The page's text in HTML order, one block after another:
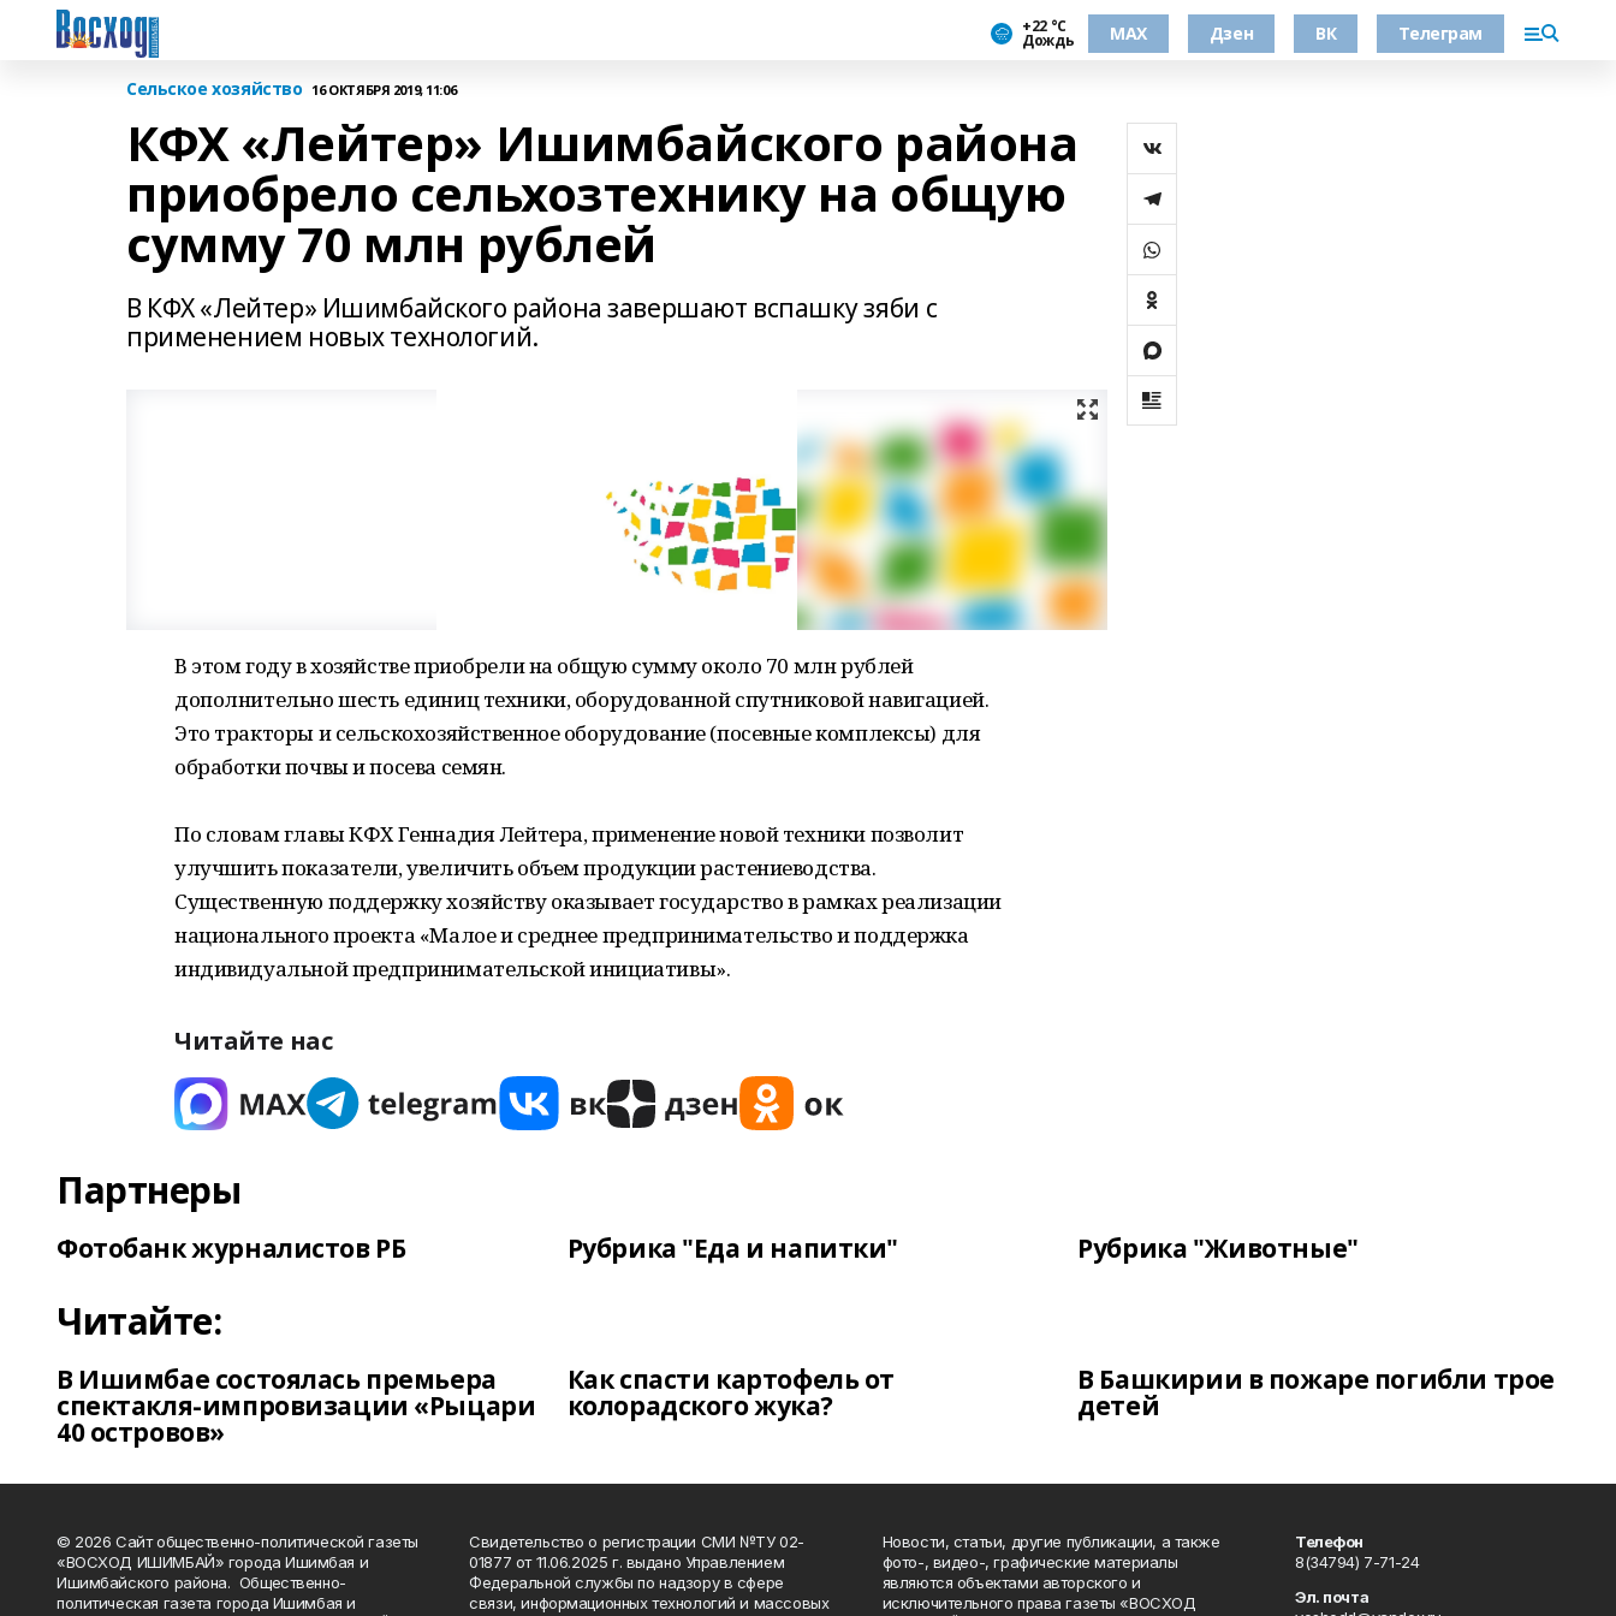
+22 °С
Дождь МАХ Дзен ВК Телеграм
Сельское хозяйство 16 ОКТЯБРЯ 2019, 11:06
КФХ «Лейтер» Ишимбайского района
приобрело сельхозтехнику на общую
сумму 70 млн рублей
В КФХ «Лейтер» Ишимбайского района завершают вспашку зяби с
применением новых технологий.
В этом году в хозяйстве приобрели на общую сумму около 70 млн рублей
дополнительно шесть единиц техники, оборудованной спутниковой навигацией.
Это тракторы и сельскохозяйственное оборудование (посевные комплексы) для
обработки почвы и посева семян.
По словам главы КФХ Геннадия Лейтера, применение новой техники позволит
улучшить показатели, увеличить объем продукции растениеводства.
Существенную поддержку хозяйству оказывает государство в рамках реализации
национального проекта «Малое и среднее предпринимательство и поддержка
индивидуальной предпринимательской инициативы».
Читайте нас
Партнеры
Фотобанк журналистов РБ Рубрика "Еда и напитки" Рубрика "Животные"
Читайте:
В Ишимбае состоялась премьера
спектакля-импровизации «Рыцари
40 островов»
Как спасти картофель от
колорадского жука?
В Башкирии в пожаре погибли трое
детей
© 2026 Сайт общественно-политической газеты
«ВОСХОД ИШИМБАЙ» города Ишимбая и
Ишимбайского района. Общественно-
политическая газета города Ишимбая и
Свидетельство о регистрации СМИ №ТУ 02-
01877 от 11.06.2025 г. выдано Управлением
Федеральной службы по надзору в сфере
связи, информационных технологий и массовых
Новости, статьи, другие публикации, а также
фото-, видео-, графические материалы
являются объектами авторского и
исключительного права газеты «ВОСХОД
Телефон
8(34794) 7-71-24
Эл. почта